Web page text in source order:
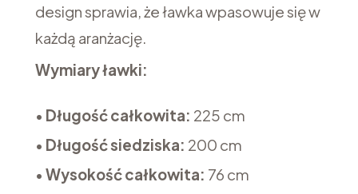
design sprawia, że ławka wpasowuje się w
każdą aranżację.
Wymiary ławki:
• Długość całkowita: 225 cm
• Długość siedziska: 200 cm
• Wysokość całkowita: 76 cm